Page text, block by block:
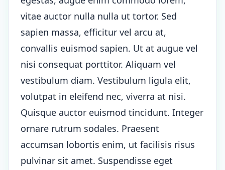
vitae auctor nulla nulla ut tortor. Sed
sapien massa, efficitur vel arcu at,
convallis euismod sapien. Ut at augue vel
nisi consequat porttitor. Aliquam vel
vestibulum diam. Vestibulum ligula elit,
volutpat in eleifend nec, viverra at nisi.
Quisque auctor euismod tincidunt. Integer
ornare rutrum sodales. Praesent
accumsan lobortis enim, ut facilisis risus
pulvinar sit amet. Suspendisse eget